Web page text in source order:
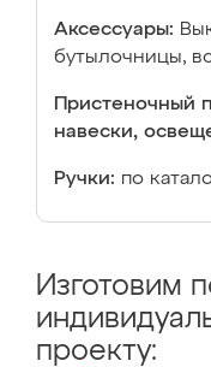
Аксессуары:
бутылочницы,
Пристеночный
навески,
Ручки: по
Изготовим
проекту: